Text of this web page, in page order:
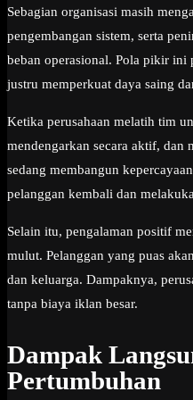
Sebagian organisasi masih
pengembangan sistem, serta
beban operasional. Pola pikir ini
justru memperkuat daya saing
Ketika perusahaan melatih tim
mendengarkan secara aktif, dan
sedang membangun
pelanggan kembali dan
Selain itu, pengalaman positif
mulut. Pelanggan yang puas
dan keluarga. Dampaknya,
tanpa biaya iklan besar.
Dampak
Pertumbuhan